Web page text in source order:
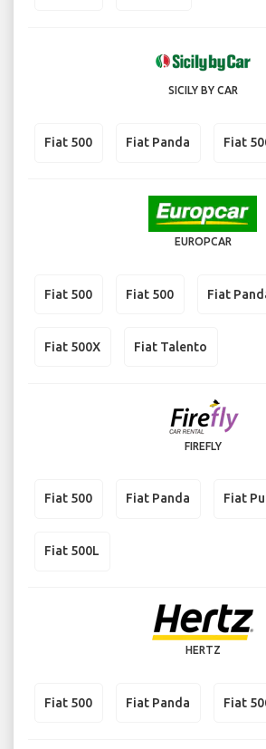
SICILY BY CAR
Fiat 500 Fiat Panda Fiat
EUROPCAR
Fiat 500 Fiat 500 Fiat
Fiat 500X Fiat Talento
FIREFLY
Fiat 500 Fiat Panda Fiat
Fiat 500L
HERTZ
Fiat 500 Fiat Panda Fiat